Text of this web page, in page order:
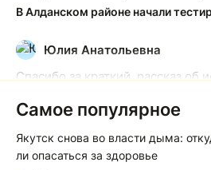
Ю
Юлия Анатольевна
Спасибо за краткий, рассказ об
Якутск сквозь века: от острога до
К
Котя злой
Самое популярное
Якутск снова во власти дыма:
ли опасаться за здоровье